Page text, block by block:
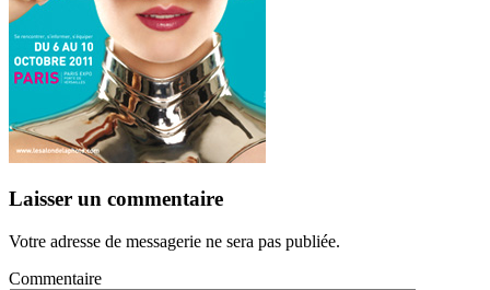
Laisser un commentaire
Votre adresse de messagerie ne sera pas publiée.
Commentaire